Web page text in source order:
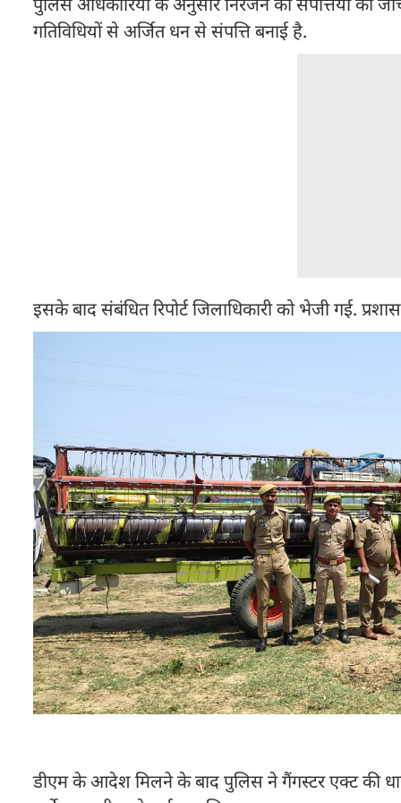
गतिविधियों से अर्जित धन से संपत्ति बनाई है.
इसके बाद संबंधित रिपोर्ट जिलाधिकारी को भेजी गई.
डीएम के आदेश मिलने के बाद पुलिस ने गैंगस्टर एक्ट की